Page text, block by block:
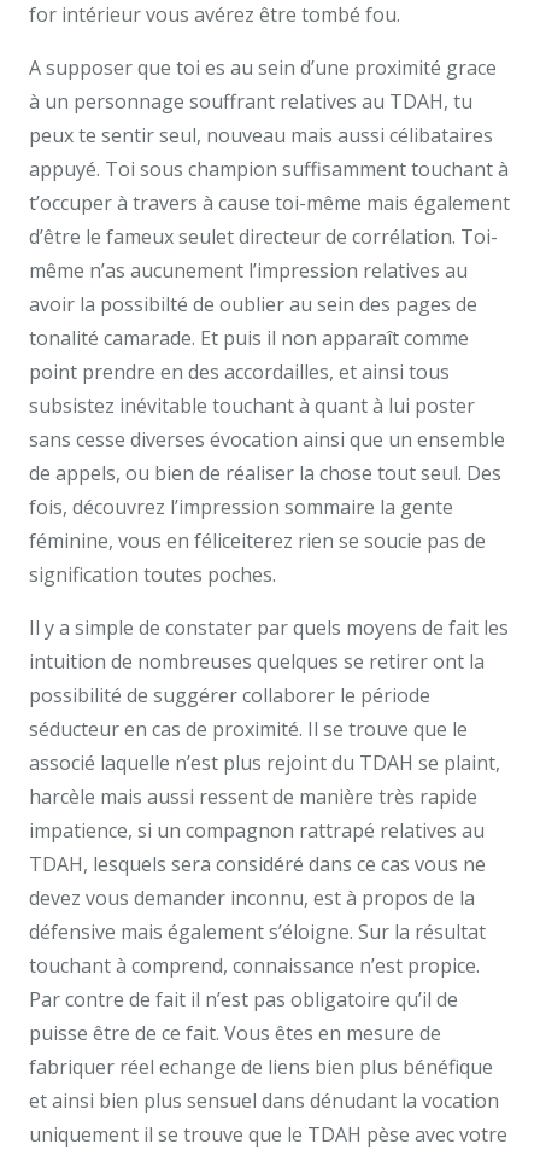
for intérieur vous avérez être tombé fou.
A supposer que toi es au sein d’une proximité grace
à un personnage souffrant relatives au TDAH, tu
peux te sentir seul, nouveau mais aussi célibataires
appuyé. Toi sous champion suffisamment touchant à
t’occuper à travers à cause toi-même mais également
d’être le fameux seulet directeur de corrélation. Toi-
même n’as aucunement l’impression relatives au
avoir la possibilté de oublier au sein des pages de
tonalité camarade. Et puis il non apparaît comme
point prendre en des accordailles, et ainsi tous
subsistez inévitable touchant à quant à lui poster
sans cesse diverses évocation ainsi que un ensemble
de appels, ou bien de réaliser la chose tout seul. Des
fois, découvrez l’impression sommaire la gente
féminine, vous en féliceiterez rien se soucie pas de
signification toutes poches.
Il y a simple de constater par quels moyens de fait les
intuition de nombreuses quelques se retirer ont la
possibilité de suggérer collaborer le période
séducteur en cas de proximité. Il se trouve que le
associé laquelle n’est plus rejoint du TDAH se plaint,
harcèle mais aussi ressent de manière très rapide
impatience, si un compagnon rattrapé relatives au
TDAH, lesquels sera considéré dans ce cas vous ne
devez vous demander inconnu, est à propos de la
défensive mais également s’éloigne. Sur la résultat
touchant à comprend, connaissance n’est propice.
Par contre de fait il n’est pas obligatoire qu’il de
puisse être de ce fait. Vous êtes en mesure de
fabriquer réel echange de liens bien plus bénéfique
et ainsi bien plus sensuel dans dénudant la vocation
uniquement il se trouve que le TDAH pèse avec votre